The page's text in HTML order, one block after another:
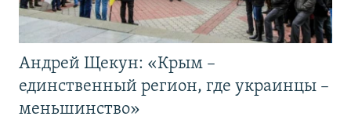
Андрей Щекун: «Крым –
единственный регион, где украинцы –
меньшинство»